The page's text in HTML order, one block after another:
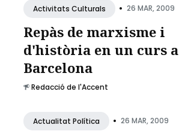
Activitats Culturals • 26 MAR, 2009
Repàs de marxisme i
d'història en un curs a
Barcelona
Redacció de l'Accent
Actualitat Política • 26 MAR, 2009